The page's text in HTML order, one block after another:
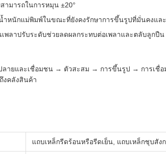
ามารถในการหมุน ±20°
ำหนักแม่พิมพ์ในขณะที่ยังคงรักษาการขึ้นรูปที่มั่นคงแล
พลาปรับระดับช่วยลดผลกระทบต่อเพลาและตลับลูกปืน
ยและเชื่อมชน → ตัวสะสม → การขึ้นรูป → การเชื่
งคลังสินค้า
แถบเหล็กรีดร้อนหรือรีดเย็น, แถบเหล็กชุบสัง